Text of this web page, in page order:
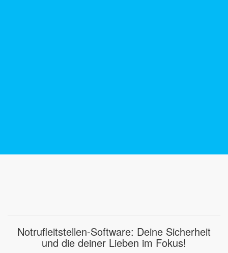
Notrufleitstellen-Software: Deine Sicherheit
und die deiner Lieben im Fokus!